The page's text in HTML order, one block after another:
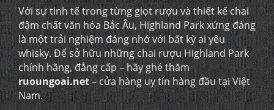
Với sự tinh tế trong từng giọt rượu và thiết kế chai
đậm chất văn hóa Bắc Âu, Highland Park xứng đáng
là một trải nghiệm đáng nhớ với bất kỳ ai yêu
whisky. Để sở hữu những chai rượu Highland Park
chính hãng, đẳng cấp – hãy ghé thăm
ruoungoai.net– cửa hàng uy tín hàng đầu tại Việt
Nam.